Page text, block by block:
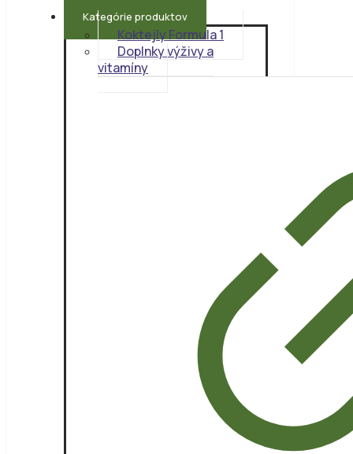
Kategórie produktov
Koktejly Formula 1
Doplnky výživy a
vitamíny